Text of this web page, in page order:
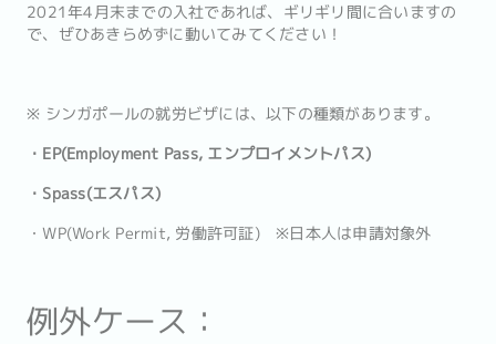
2021年4月末までの入社であれば、ギリギリ間に合いますの
で、ぜひあきらめずに動いてみてください！
※ シンガポールの就労ビザには、以下の種類があります。
・EP(Employment Pass, エンプロイメントパス)
・Spass(エスパス)
・WP(Work Permit, 労働許可証) ※日本人は申請対象外
例外ケース：